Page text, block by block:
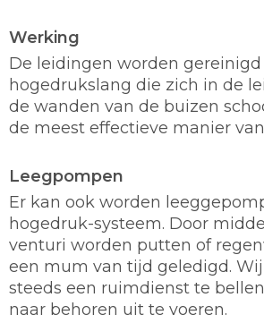
Werking
De leidingen worden
hogedrukslang die zich in de
de wanden van de buizen
de meest effectieve manier
Leegpompen
Er kan ook worden
hogedruk-systeem. Door
venturi worden putten of
een mum van tijd geledigd.
steeds een ruimdienst te
naar behoren uit te voeren.